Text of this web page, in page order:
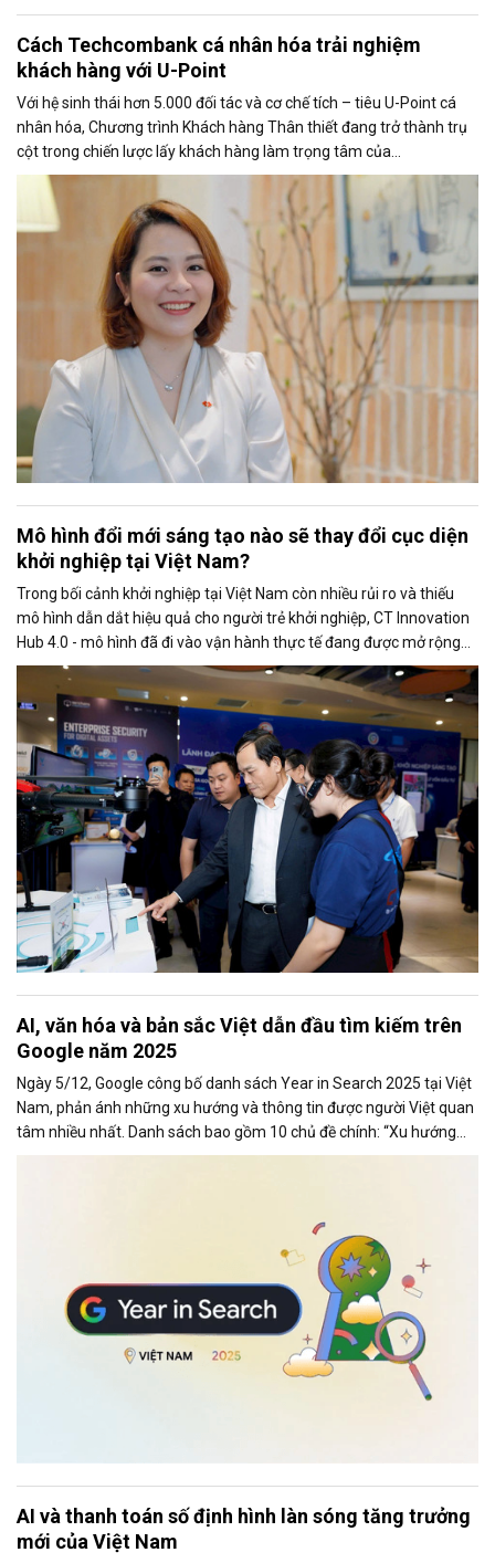
Cách Techcombank cá nhân hóa trải nghiệm
khách hàng với U-Point
Với hệ sinh thái hơn 5.000 đối tác và cơ chế tích – tiêu U-Point cá
nhân hóa, Chương trình Khách hàng Thân thiết đang trở thành trụ
cột trong chiến lược lấy khách hàng làm trọng tâm của
Techcombank.
Mô hình đổi mới sáng tạo nào sẽ thay đổi cục diện
khởi nghiệp tại Việt Nam?
Trong bối cảnh khởi nghiệp tại Việt Nam còn nhiều rủi ro và thiếu
mô hình dẫn dắt hiệu quả cho người trẻ khởi nghiệp, CT Innovation
Hub 4.0 - mô hình đã đi vào vận hành thực tế đang được mở rộng
và có khả năng nhượng quyền trên toàn quốc.
AI, văn hóa và bản sắc Việt dẫn đầu tìm kiếm trên
Google năm 2025
Ngày 5/12, Google công bố danh sách Year in Search 2025 tại Việt
Nam, phản ánh những xu hướng và thông tin được người Việt quan
tâm nhiều nhất. Danh sách bao gồm 10 chủ đề chính: “Xu hướng
chung,” “Tạo ảnh,” “Phim ảnh (chung),” “Phim ảnh Việt Nam,”
AI và thanh toán số định hình làn sóng tăng trưởng
mới của Việt Nam